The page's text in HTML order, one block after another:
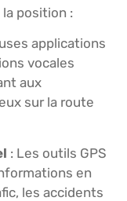
position :
applications
vocales
aux
sur la route
: Les outils GPS
en
les accidents